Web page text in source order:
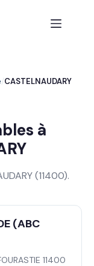
CASTELNAUDARY
à
(11400).
(ABC
11400